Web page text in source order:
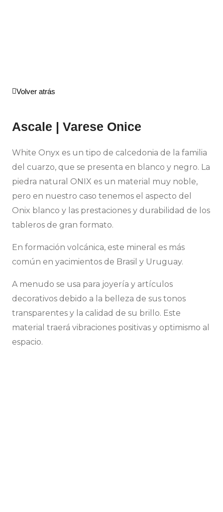
Volver atrás
Ascale | Varese Onice
White Onyx es un tipo de calcedonia de la familia
del cuarzo, que se presenta en blanco y negro. La
piedra natural ONIX es un material muy noble,
pero en nuestro caso tenemos el aspecto del
Onix blanco y las prestaciones y durabilidad de los
tableros de gran formato.
En formación volcánica, este mineral es más
común en yacimientos de Brasil y Uruguay.
A menudo se usa para joyería y artículos
decorativos debido a la belleza de sus tonos
transparentes y la calidad de su brillo. Este
material traerá vibraciones positivas y optimismo al
espacio.